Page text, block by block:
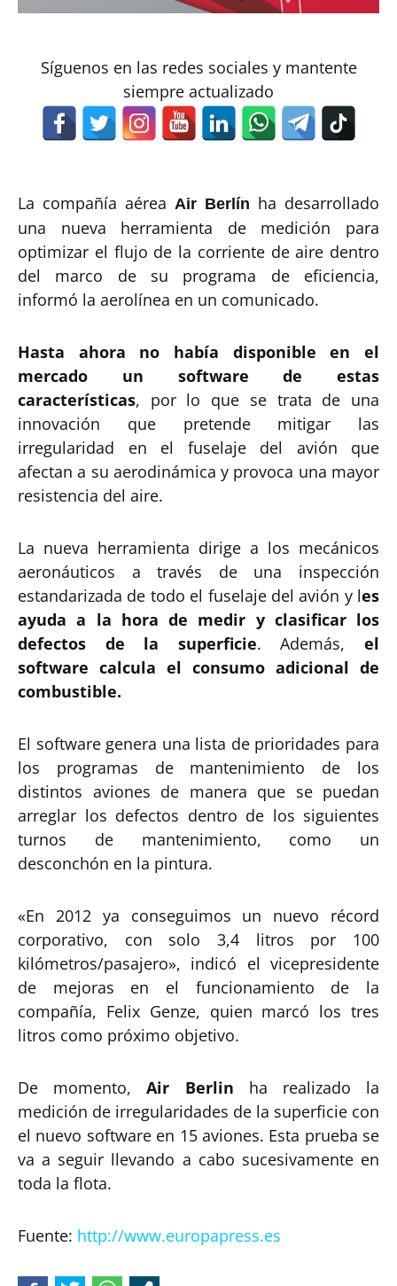
Síguenos en las redes sociales y mantente
siempre actualizado
La compañía aérea Air Berlín ha desarrollado
una nueva herramienta de medición para
optimizar el flujo de la corriente de aire dentro
del marco de su programa de eficiencia,
informó la aerolínea en un comunicado.
Hasta ahora no había disponible en el
mercado un software de estas
características, por lo que se trata de una
innovación que pretende mitigar las
irregularidad en el fuselaje del avión que
afectan a su aerodinámica y provoca una mayor
resistencia del aire.
La nueva herramienta dirige a los mecánicos
aeronáuticos a través de una inspección
estandarizada de todo el fuselaje del avión y les
ayuda a la hora de medir y clasificar los
defectos de la superficie. Además,el
software calcula el consumo adicional de
combustible.
El software genera una lista de prioridades para
los programas de mantenimiento de los
distintos aviones de manera que se puedan
arreglar los defectos dentro de los siguientes
turnos de mantenimiento, como un
desconchón en la pintura.
«En 2012 ya conseguimos un nuevo récord
corporativo, con solo 3,4 litros por 100
kilómetros/pasajero», indicó el vicepresidente
de mejoras en el funcionamiento de la
compañía, Felix Genze, quien marcó los tres
litros como próximo objetivo.
De momento,Air Berlin ha realizado la
medición de irregularidades de la superficie con
el nuevo software en 15 aviones. Esta prueba se
va a seguir llevando a cabo sucesivamente en
toda la flota.
Fuente: http://www.europapress.es